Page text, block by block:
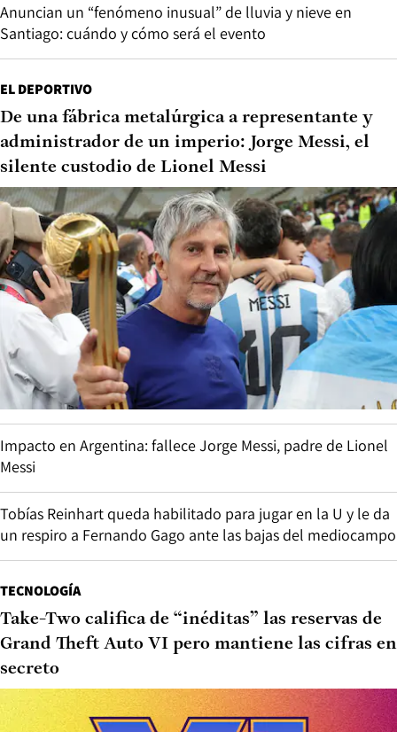
Anuncian un “fenómeno inusual” de lluvia y nieve en
Santiago: cuándo y cómo será el evento
EL DEPORTIVO
De una fábrica metalúrgica a representante y
administrador de un imperio: Jorge Messi, el
silente custodio de Lionel Messi
Impacto en Argentina: fallece Jorge Messi, padre de Lionel
Messi
Tobías Reinhart queda habilitado para jugar en la U y le da
un respiro a Fernando Gago ante las bajas del mediocampo
TECNOLOGÍA
Take-Two califica de “inéditas” las reservas de
Grand Theft Auto VI pero mantiene las cifras en
secreto